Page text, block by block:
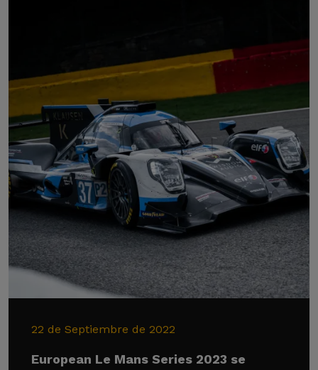
22 de Septiembre de 2022
European Le Mans Series 2023 se